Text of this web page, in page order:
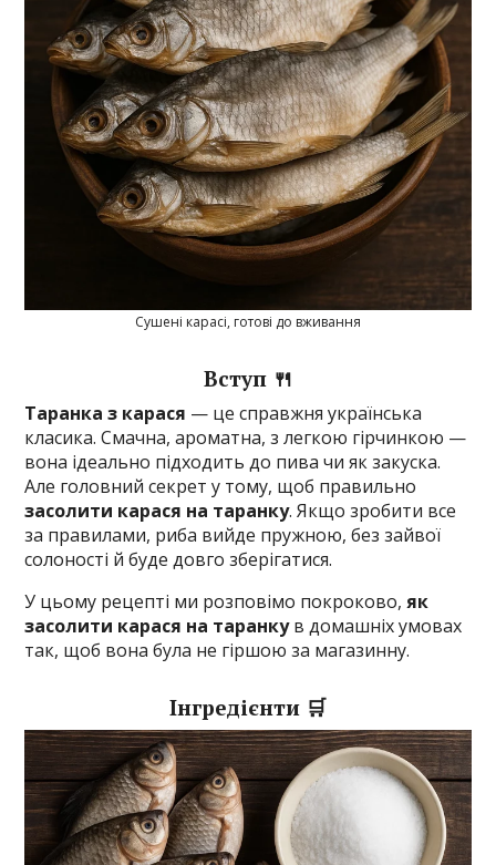
Сушені карасі, готові до вживання
Вступ 🍴
Таранка з карася — це справжня українська
класика. Смачна, ароматна, з легкою гірчинкою —
вона ідеально підходить до пива чи як закуска.
Але головний секрет у тому, щоб правильно
засолити карася на таранку. Якщо зробити все
за правилами, риба вийде пружною, без зайвої
солоності й буде довго зберігатися.
У цьому рецепті ми розповімо покроково,як
засолити карася на таранкув домашніх умовах
так, щоб вона була не гіршою за магазинну.
Інгредієнти 🛒